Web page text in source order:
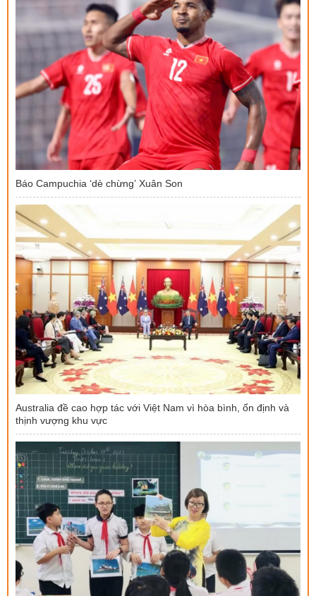
Báo Campuchia ‘dè chừng’ Xuân Son
Australia đề cao hợp tác với Việt Nam vì hòa bình, ổn định và
thịnh vượng khu vực